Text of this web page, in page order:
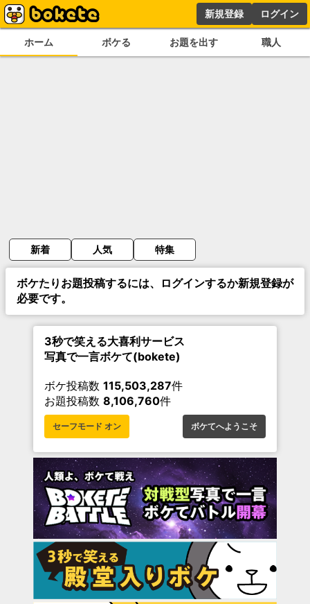
新規登録 ログイン
ホーム ボケる お題を出す 職人
新着 人気 特集
ボケたりお題投稿するには、ログインするか新規登録が
必要です。
3秒で笑える大喜利サービス
写真で一言ボケて(bokete)
ボケ投稿数 115,503,287件
お題投稿数 8,106,760件
セーフモード オン ボケてへようこそ